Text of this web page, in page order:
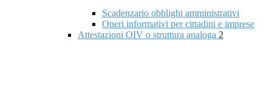
Scadenzario obblighi amministrativi
Oneri informativi per cittadini e imprese
Attestazioni OIV o struttura analoga 2